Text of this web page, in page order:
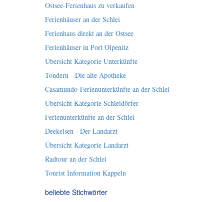
Ostsee-Ferienhaus zu verkaufen
Ferienhäuser an der Schlei
Ferienhaus direkt an der Ostsee
Ferienhäuser in Port Olpenitz
Übersicht Kategorie Unterkünfte
Tondern - Die alte Apotheke
Casamundo-Ferienunterkünfte an der Schlei
Übersicht Kategorie Schleidörfer
Ferienunterkünfte an der Schlei
Deekelsen - Der Landarzt
Übersicht Kategorie Landarzt
Radtour an der Schlei
Tourist Information Kappeln
beliebte Stichwörter